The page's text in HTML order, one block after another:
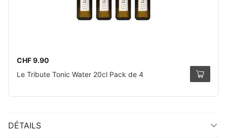
CHF 9.90
Le Tribute Tonic Water 20cl Pack de 4
DÉTAILS